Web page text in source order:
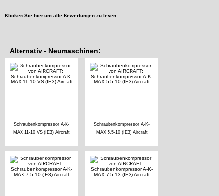
Klicken Sie hier um alle Bewertungen zu lesen
Alternativ - Neumaschinen:
Schraubenkompressor A-K-
MAX 11-10 VS (IE3) Aircraft
Schraubenkompressor A-K-
MAX 5.5-10 (IE3) Aircraft